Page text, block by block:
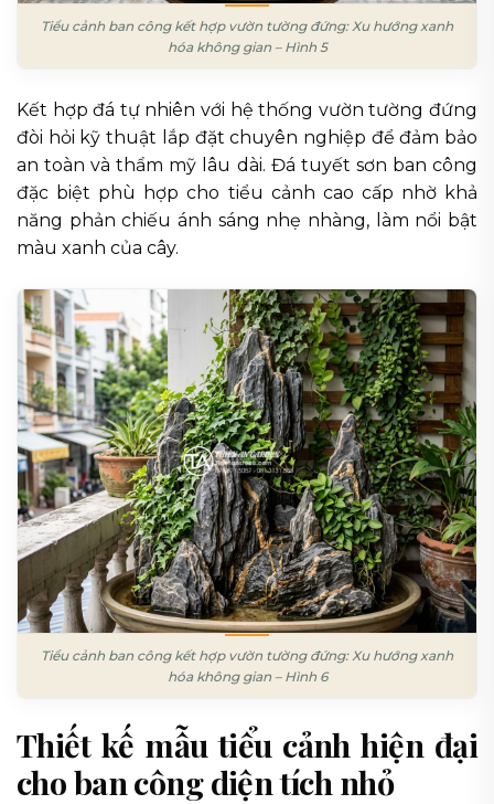
Tiểu cảnh ban công kết hợp vườn tường đứng: Xu hướng xanh
hóa không gian – Hình 5
Kết hợp đá tự nhiên với hệ thống vườn tường đứng
đòi hỏi kỹ thuật lắp đặt chuyên nghiệp để đảm bảo
an toàn và thẩm mỹ lâu dài. Đá tuyết sơn ban công
đặc biệt phù hợp cho tiểu cảnh cao cấp nhờ khả
năng phản chiếu ánh sáng nhẹ nhàng, làm nổi bật
màu xanh của cây.
Tiểu cảnh ban công kết hợp vườn tường đứng: Xu hướng xanh
hóa không gian – Hình 6
Thiết kế mẫu tiểu cảnh hiện đại
cho ban công diện tích nhỏ